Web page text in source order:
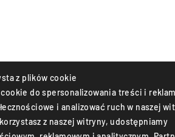
z plików cookie
do spersonalizowania treści i
i analizować ruch w naszej
z naszej witryny, udostępniamy